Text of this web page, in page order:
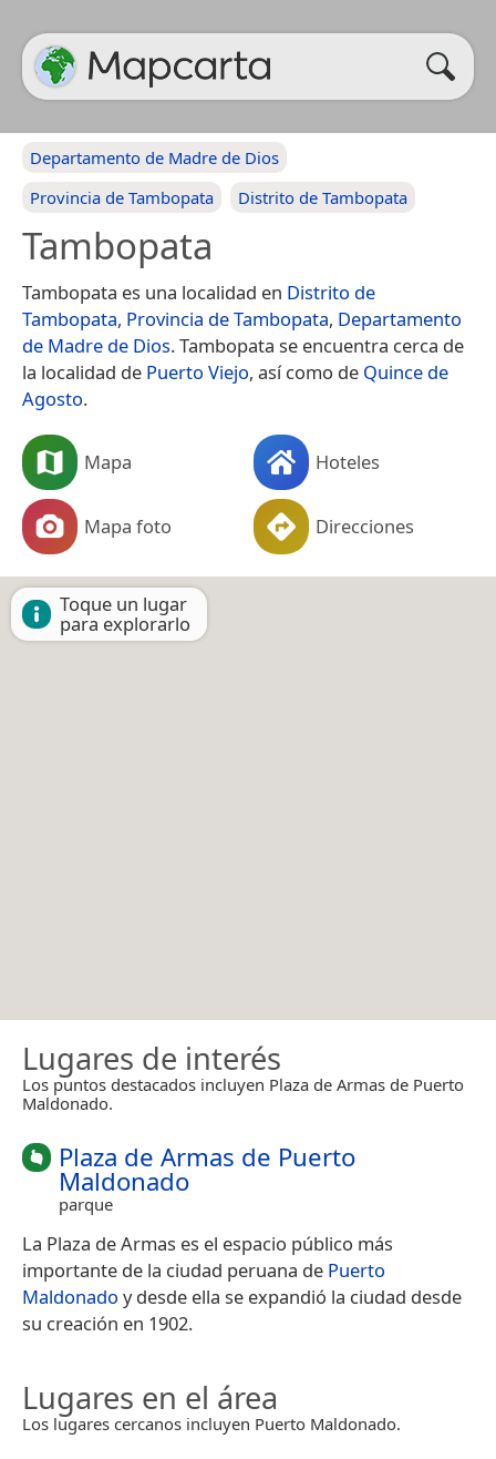
Departamento de Madre de Dios
Provincia de Tambopata
Distrito de Tambopata
Tambopata
Tambopata es una localidad en Distrito de
Tambopata, Provincia de Tambopata, Departamento
de Madre de Dios. Tambopata se encuentra cerca de
la localidad de Puerto Viejo, así como de Quince de
Agosto.
Mapa Hoteles
Mapa foto Direcciones
Toque un lugar
para explorarlo
Lugares de interés
Los puntos destacados incluyen Plaza de Armas de Puerto
Maldonado.
Plaza de Armas de Puerto
Maldonado
parque
La Plaza de Armas es el espacio público más
importante de la ciudad peruana de Puerto
Maldonado y desde ella se expandió la ciudad desde
su creación en 1902.
Lugares en el área
Los lugares cercanos incluyen Puerto Maldonado.